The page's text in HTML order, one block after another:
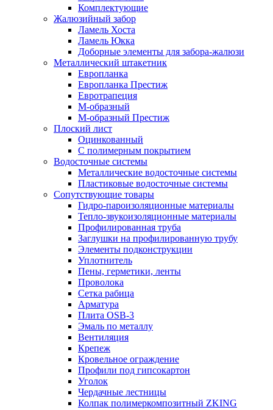
Комплектующие
Жалюзийный забор
Ламель Хоста
Ламель Юкка
Доборные элементы для забора-жалюзи
Металлический штакетник
Европланка
Европланка Престиж
Евротрапеция
М-образный
М-образный Престиж
Плоский лист
Оцинкованный
С полимерным покрытием
Водосточные системы
Металлические водосточные системы
Пластиковые водосточные системы
Сопутствующие товары
Гидро-пароизоляционные материалы
Тепло-звукоизоляционные материалы
Профилированная труба
Заглушки на профилированную трубу
Элементы подконструкции
Уплотнитель
Пены, герметики, ленты
Проволока
Сетка рабица
Арматура
Плита OSB-3
Эмаль по металлу
Вентиляция
Крепеж
Кровельное ограждение
Профили под гипсокартон
Уголок
Чердачные лестницы
Колпак полимеркомпозитный ZKING